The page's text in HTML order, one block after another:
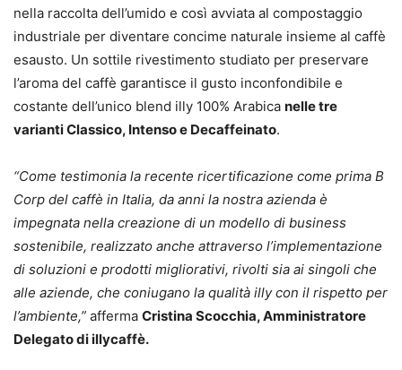
nella raccolta dell’umido e così avviata al compostaggio
industriale per diventare concime naturale insieme al caffè
esausto. Un sottile rivestimento studiato per preservare
l’aroma del caffè garantisce il gusto inconfondibile e
costante dell’unico blend illy 100% Arabica nelle tre
varianti Classico, Intenso e Decaffeinato.
“Come testimonia la recente ricertificazione come prima B
Corp del caffè in Italia, da anni la nostra azienda è
impegnata nella creazione di un modello di business
sostenibile, realizzato anche attraverso l’implementazione
di soluzioni e prodotti migliorativi, rivolti sia ai singoli che
alle aziende, che coniugano la qualità illy con il rispetto per
l’ambiente,” afferma Cristina Scocchia, Amministratore
Delegato di illycaffè.